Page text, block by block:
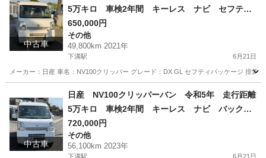
中古車
5万キロ 車検2年間 キーレス ナビ セフティ
サポート
650,000円
その他
49,800km 2021年
下溝駅 6月21日
メーカー：日産 車名：NV100クリッパー グレード：DX GL セフティパッケージ 排
相模原市 その他 走行距離
中古車
日産 NV100クリッパーバン 令和5年 走行距離
5万キロ 車検2年間 キーレス ナビ バックカ
メラ
720,000円
その他
56,100km 2023年
下溝駅 6月21日